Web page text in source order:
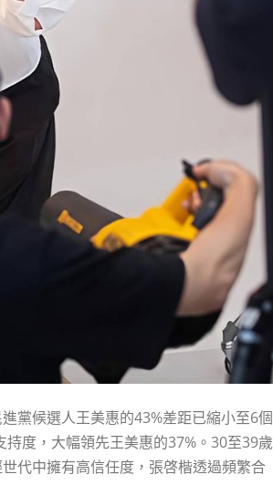
黨候選人王美惠的43%差距已縮小至6個
度，大幅領先王美惠的37%。30至39歲
代中擁有高信任度，張啓楷透過頻繁合